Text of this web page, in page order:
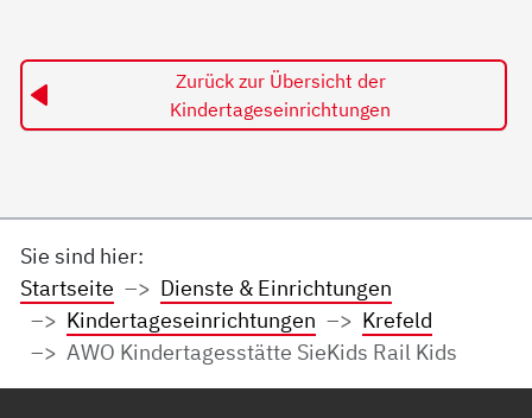
Zurück zur Übersicht der
Kindertageseinrichtungen
Sie sind hier:
Startseite
Dienste & Einrichtungen
Kindertageseinrichtungen
Krefeld
AWO Kindertagesstätte SieKids Rail Kids